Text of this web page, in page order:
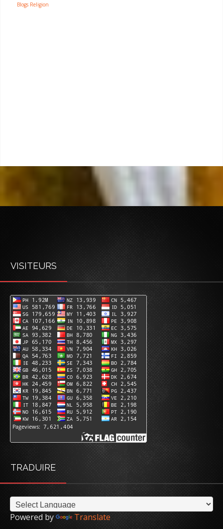
Blogs Religion
VISITEURS
TRADUIRE
Powered by Translate